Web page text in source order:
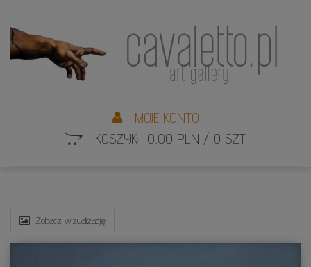
MOJE KONTO
KOSZYK: 0,00 PLN / 0 SZT.
Zobacz wizualizację